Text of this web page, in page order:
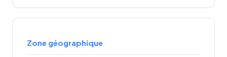
Zone géographique